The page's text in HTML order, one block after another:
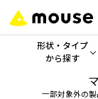
形状・タイプ
から探す
形状・タイ
一部対象外の製